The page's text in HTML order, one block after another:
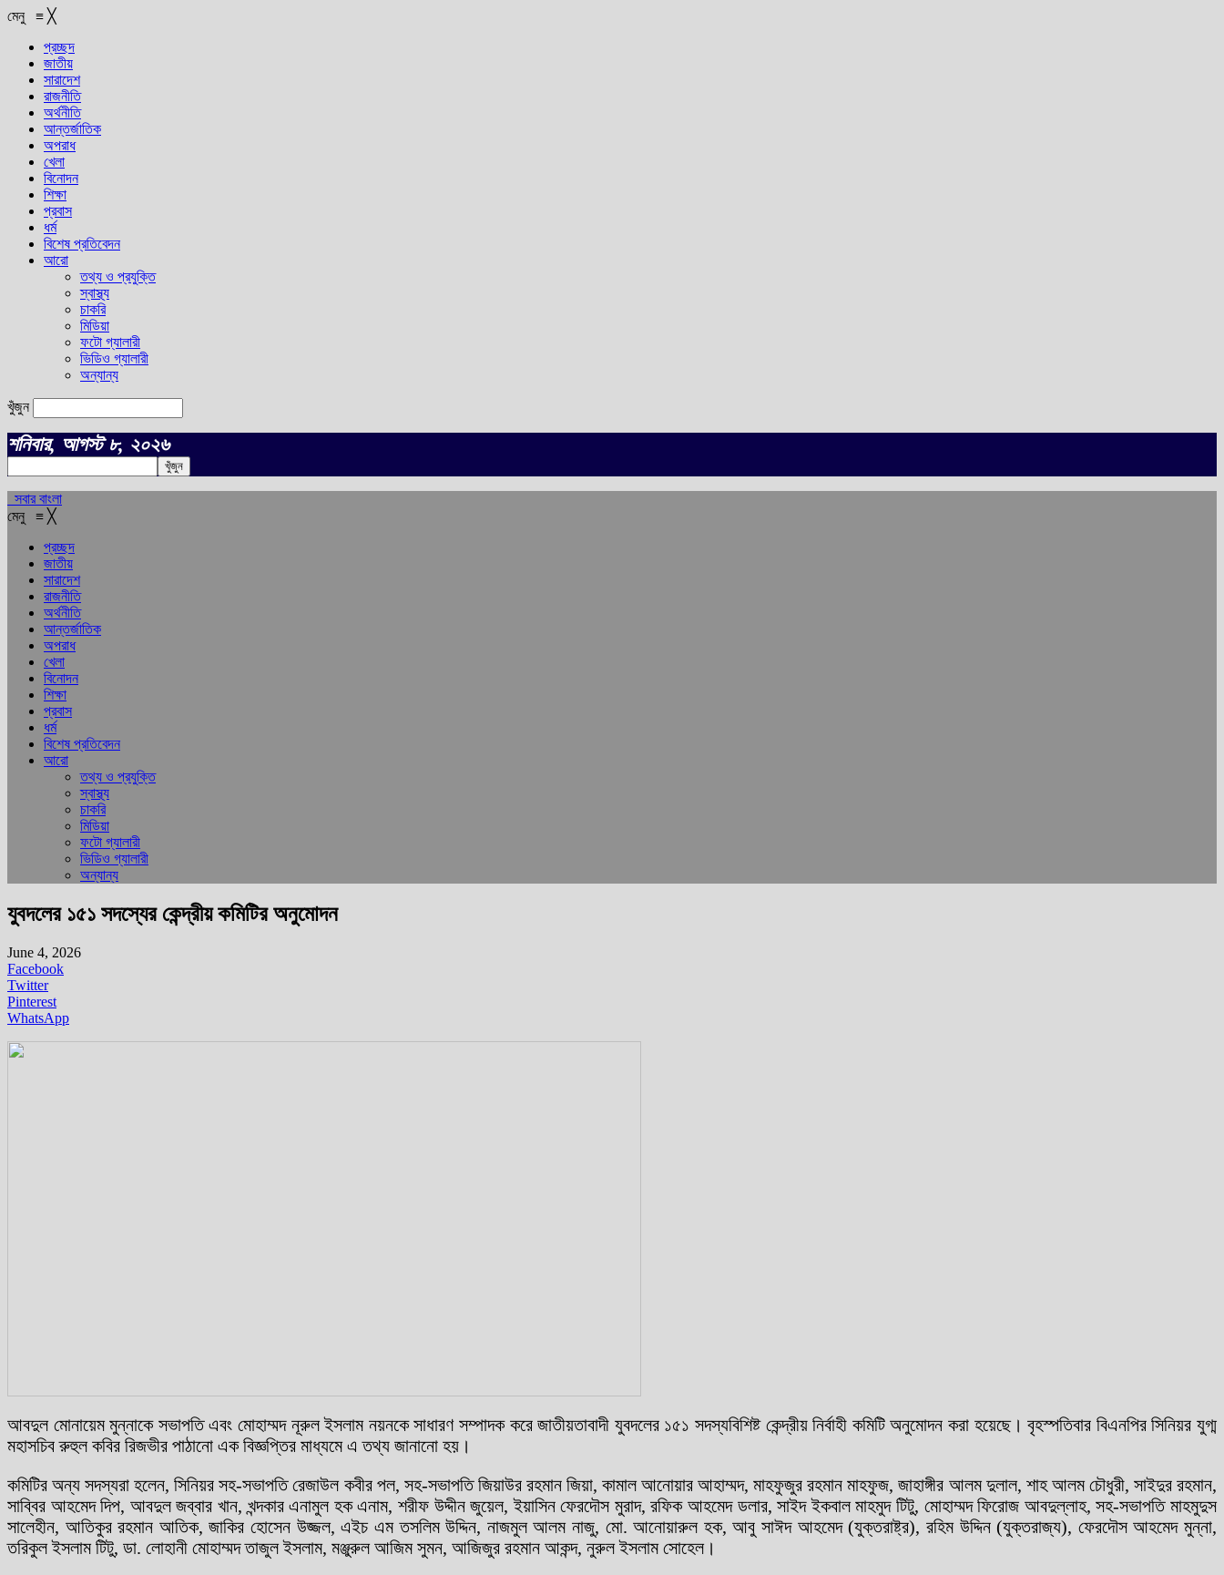
মেনু ≡ ╳
প্রচ্ছদ
জাতীয়
সারাদেশ
রাজনীতি
অর্থনীতি
আন্তর্জাতিক
অপরাধ
খেলা
বিনোদন
শিক্ষা
প্রবাস
ধর্ম
বিশেষ প্রতিবেদন
আরো
তথ্য ও প্রযুক্তি
স্বাস্থ্য
চাকরি
মিডিয়া
ফটো গ্যালারী
ভিডিও গ্যালারী
অন্যান্য
খুঁজুন
শনিবার, আগস্ট ৮, ২০২৬
সবার বাংলা
মেনু ≡ ╳
প্রচ্ছদ
জাতীয়
সারাদেশ
রাজনীতি
অর্থনীতি
আন্তর্জাতিক
অপরাধ
খেলা
বিনোদন
শিক্ষা
প্রবাস
ধর্ম
বিশেষ প্রতিবেদন
আরো
তথ্য ও প্রযুক্তি
স্বাস্থ্য
চাকরি
মিডিয়া
ফটো গ্যালারী
ভিডিও গ্যালারী
অন্যান্য
যুবদলের ১৫১ সদস্যের কেন্দ্রীয় কমিটির অনুমোদন
June 4, 2026
Facebook
Twitter
Pinterest
WhatsApp
আবদুল মোনায়েম মুন্নাকে সভাপতি এবং মোহাম্মদ নূরুল ইসলাম নয়নকে সাধারণ সম্পাদক করে জাতীয়তাবাদী যুবদলের ১৫১ সদস্যবিশিষ্ট কেন্দ্রীয় নির্বাহী কমিটি অনুমোদন করা হয়েছে। বৃহস্পতিবার বিএনপির সিনিয়র যুগ্ম
মহাসচিব রুহুল কবির রিজভীর পাঠানো এক বিজ্ঞপ্তির মাধ্যমে এ তথ্য জানানো হয়।
কমিটির অন্য সদস্যরা হলেন, সিনিয়র সহ-সভাপতি রেজাউল কবীর পল, সহ-সভাপতি জিয়াউর রহমান জিয়া, কামাল আনোয়ার আহাম্মদ, মাহফুজুর রহমান মাহফুজ, জাহাঙ্গীর আলম দুলাল, শাহ আলম চৌধুরী, সাইদুর রহমান,
সাব্বির আহমেদ দিপ, আবদুল জব্বার খান, খন্দকার এনামুল হক এনাম, শরীফ উদ্দীন জুয়েল, ইয়াসিন ফেরদৌস মুরাদ, রফিক আহমেদ ডলার, সাইদ ইকবাল মাহমুদ টিটু, মোহাম্মদ ফিরোজ আবদুল্লাহ, সহ-সভাপতি মাহমুদুস
সালেহীন, আতিকুর রহমান আতিক, জাকির হোসেন উজ্জল, এইচ এম তসলিম উদ্দিন, নাজমুল আলম নাজু, মো. আনোয়ারুল হক, আবু সাঈদ আহমেদ (যুক্তরাষ্ট্র), রহিম উদ্দিন (যুক্তরাজ্য), ফেরদৌস আহমেদ মুন্না,
তরিকুল ইসলাম টিটু, ডা. লোহানী মোহাম্মদ তাজুল ইসলাম, মঞ্জুরুল আজিম সুমন, আজিজুর রহমান আকন্দ, নুরুল ইসলাম সোহেল।